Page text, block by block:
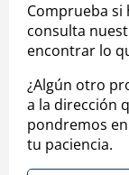
Comprueba si
consulta
encontrar lo
¿Algún otro
a la dirección
pondremos
tu paciencia.